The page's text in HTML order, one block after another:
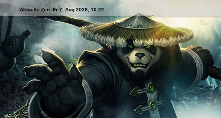
Aktuelle Zeit: Fr 7. Aug 2026, 10:22